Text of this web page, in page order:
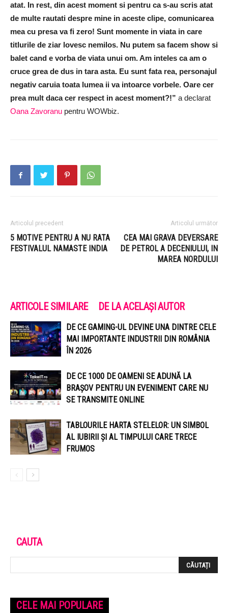
atat. In rest, din acest moment si pentru ca s-au scris atat
de multe rautati despre mine in aceste clipe, comunicarea
mea cu presa va fi zero! Sunt momente in viata in care
titlurile de ziar lovesc nemilos. Nu putem sa facem show si
balet cand e vorba de viata unui om. Am inteles ca am o
cruce grea de dus in tara asta. Eu sunt fata rea, personajul
negativ caruia toata lumea ii va intoarce vorbele. Oare cer
prea mult daca cer respect in acest moment?!” a declarat
Oana Zavoranu pentru WOWbiz.
Articolul precedent
5 MOTIVE PENTRU A NU RATA
FESTIVALUL NAMASTE INDIA
Articolul următor
CEA MAI GRAVA DEVERSARE
DE PETROL A DECENIULUI, IN
MAREA NORDULUI
ARTICOLE SIMILARE DE LA ACELAȘI AUTOR
DE CE GAMING-UL DEVINE UNA DINTRE CELE
MAI IMPORTANTE INDUSTRII DIN ROMÂNIA
ÎN 2026
DE CE 1000 DE OAMENI SE ADUNĂ LA
BRAȘOV PENTRU UN EVENIMENT CARE NU
SE TRANSMITE ONLINE
TABLOURILE HARTA STELELOR: UN SIMBOL
AL IUBIRII ȘI AL TIMPULUI CARE TRECE
FRUMOS
CAUTA
CELE MAI POPULARE